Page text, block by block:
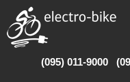
(095) 011-9000